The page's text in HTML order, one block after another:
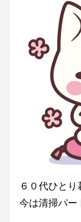
６０代ひとり
今は清掃パー